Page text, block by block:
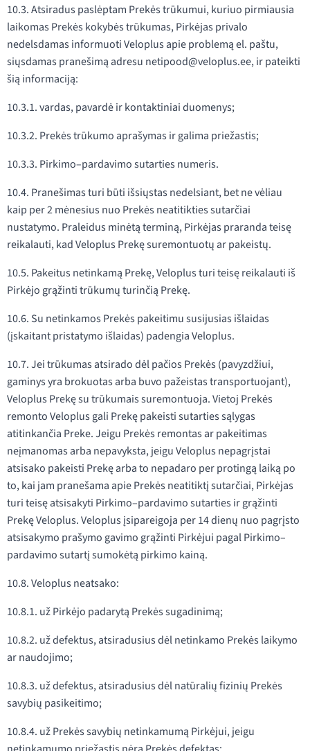
10.3. Atsiradus paslėptam Prekės trūkumui, kuriuo pirmiausia
laikomas Prekės kokybės trūkumas, Pirkėjas privalo
nedelsdamas informuoti Veloplus apie problemą el. paštu,
siųsdamas pranešimą adresu netipood@veloplus.ee, ir pateikti
šią informaciją:
10.3.1. vardas, pavardė ir kontaktiniai duomenys;
10.3.2. Prekės trūkumo aprašymas ir galima priežastis;
10.3.3. Pirkimo–pardavimo sutarties numeris.
10.4. Pranešimas turi būti išsiųstas nedelsiant, bet ne vėliau
kaip per 2 mėnesius nuo Prekės neatitikties sutarčiai
nustatymo. Praleidus minėtą terminą, Pirkėjas praranda teisę
reikalauti, kad Veloplus Prekę suremontuotų ar pakeistų.
10.5. Pakeitus netinkamą Prekę, Veloplus turi teisę reikalauti iš
Pirkėjo grąžinti trūkumų turinčią Prekę.
10.6. Su netinkamos Prekės pakeitimu susijusias išlaidas
(įskaitant pristatymo išlaidas) padengia Veloplus.
10.7. Jei trūkumas atsirado dėl pačios Prekės (pavyzdžiui,
gaminys yra brokuotas arba buvo pažeistas transportuojant),
Veloplus Prekę su trūkumais suremontuoja. Vietoj Prekės
remonto Veloplus gali Prekę pakeisti sutarties sąlygas
atitinkančia Preke. Jeigu Prekės remontas ar pakeitimas
neįmanomas arba nepavyksta, jeigu Veloplus nepagrįstai
atsisako pakeisti Prekę arba to nepadaro per protingą laiką po
to, kai jam pranešama apie Prekės neatitiktį sutarčiai, Pirkėjas
turi teisę atsisakyti Pirkimo–pardavimo sutarties ir grąžinti
Prekę Veloplus. Veloplus įsipareigoja per 14 dienų nuo pagrįsto
atsisakymo prašymo gavimo grąžinti Pirkėjui pagal Pirkimo–
pardavimo sutartį sumokėtą pirkimo kainą.
10.8. Veloplus neatsako:
10.8.1. už Pirkėjo padarytą Prekės sugadinimą;
10.8.2. už defektus, atsiradusius dėl netinkamo Prekės laikymo
ar naudojimo;
10.8.3. už defektus, atsiradusius dėl natūralių fizinių Prekės
savybių pasikeitimo;
10.8.4. už Prekės savybių netinkamumą Pirkėjui, jeigu